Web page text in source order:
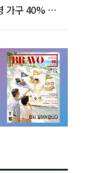
가구 40% 노